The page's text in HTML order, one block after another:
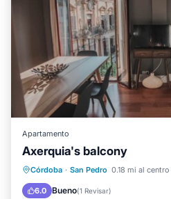
Apartamento
Axerquia's balcony
Córdoba · San Pedro 0.18 mi al centro
6.0 Bueno(1 Revisar)
Balcón/Terraza
Cocina
Aire acondicionado